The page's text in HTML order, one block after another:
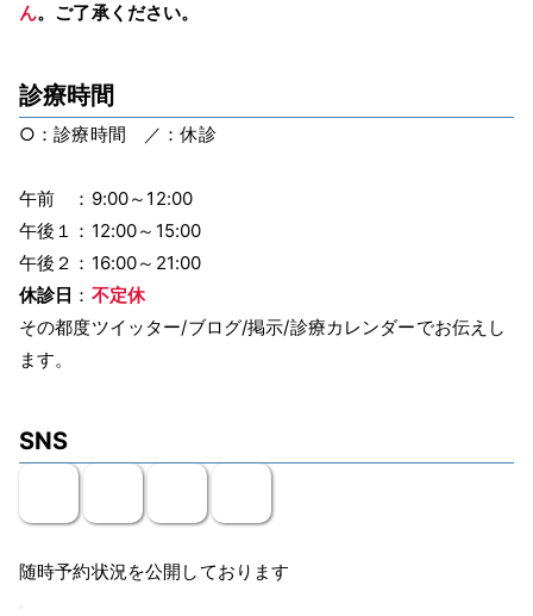
ん。ご了承ください。
診療時間
○：診療時間 ／：休診
午前 ：9:00～12:00
午後１：12:00～15:00
午後２：16:00～21:00
休診日 ： 不定休
その都度ツイッター/ブログ/掲示/診療カレンダーでお伝えし
ます。
SNS
随時予約状況を公開しております